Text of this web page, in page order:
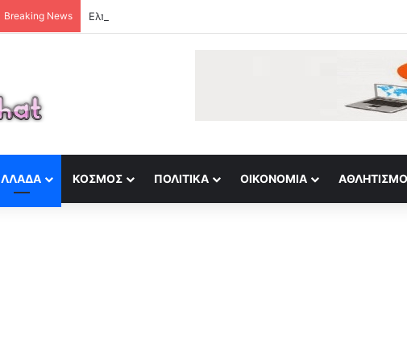
Breaking News Ελπίδα για τη Δημοκρατία: Βγήκαν ξανά τα μαχαίρια
ΚΟΣΜΟΣ ΠΟΛΙΤΙΚΆ ΟΙΚΟΝΟΜΊΑ